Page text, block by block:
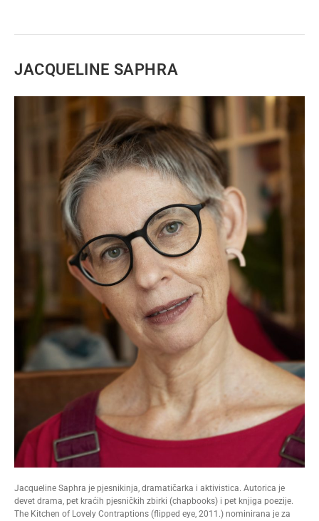
JACQUELINE SAPHRA
Jacqueline Saphra je pjesnikinja, dramatičarka i aktivistica. Autorica je
devet drama, pet kraćih pjesničkih zbirki (chapbooks) i pet knjiga poezije.
The Kitchen of Lovely Contraptions (flipped eye, 2011.) nominirana je za